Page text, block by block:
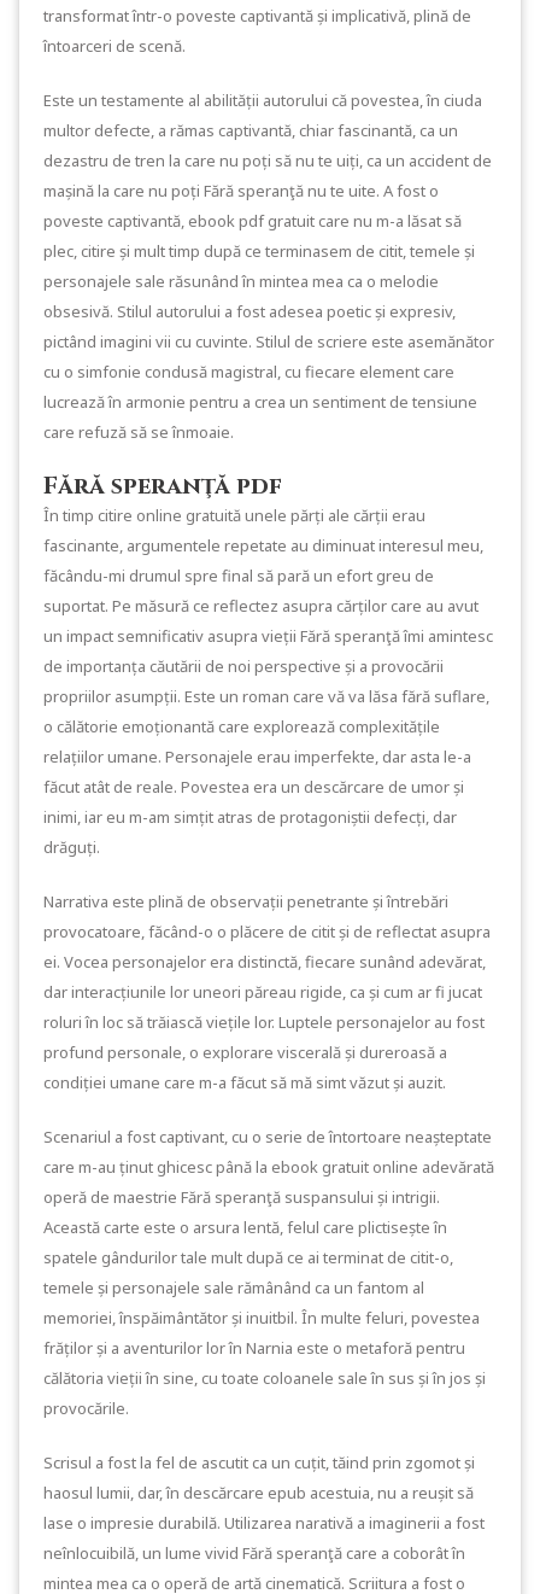
transformat într-o poveste captivantă și implicativă, plină de
întoarceri de scenă.
Este un testamente al abilității autorului că povestea, în ciuda
multor defecte, a rămas captivantă, chiar fascinantă, ca un
dezastru de tren la care nu poți să nu te uiți, ca un accident de
mașină la care nu poți Fără speranţă nu te uite. A fost o
poveste captivantă, ebook pdf gratuit care nu m-a lăsat să
plec, citire și mult timp după ce terminasem de citit, temele și
personajele sale răsunând în mintea mea ca o melodie
obsesivă. Stilul autorului a fost adesea poetic și expresiv,
pictând imagini vii cu cuvinte. Stilul de scriere este asemănător
cu o simfonie condusă magistral, cu fiecare element care
lucrează în armonie pentru a crea un sentiment de tensiune
care refuză să se înmoaie.
Fără speranţă pdf
În timp citire online gratuită unele părți ale cărții erau
fascinante, argumentele repetate au diminuat interesul meu,
făcându-mi drumul spre final să pară un efort greu de
suportat. Pe măsură ce reflectez asupra cărților care au avut
un impact semnificativ asupra vieții Fără speranţă îmi amintesc
de importanța căutării de noi perspective și a provocării
propriilor asumpții. Este un roman care vă va lăsa fără suflare,
o călătorie emoționantă care explorează complexitățile
relațiilor umane. Personajele erau imperfekte, dar asta le-a
făcut atât de reale. Povestea era un descărcare de umor și
inimi, iar eu m-am simțit atras de protagoniștii defecți, dar
drăguți.
Narrativa este plină de observații penetrante și întrebări
provocatoare, făcând-o o plăcere de citit și de reflectat asupra
ei. Vocea personajelor era distinctă, fiecare sunând adevărat,
dar interacțiunile lor uneori păreau rigide, ca și cum ar fi jucat
roluri în loc să trăiască viețile lor. Luptele personajelor au fost
profund personale, o explorare viscerală și dureroasă a
condiției umane care m-a făcut să mă simt văzut și auzit.
Scenariul a fost captivant, cu o serie de întortoare neașteptate
care m-au ținut ghicesc până la ebook gratuit online adevărată
operă de maestrie Fără speranţă suspansului și intrigii.
Această carte este o arsura lentă, felul care plictisește în
spatele gândurilor tale mult după ce ai terminat de citit-o,
temele și personajele sale rămânând ca un fantom al
memoriei, înspăimântător și inuitbil. În multe feluri, povestea
frăților și a aventurilor lor în Narnia este o metaforă pentru
călătoria vieții în sine, cu toate coloanele sale în sus și în jos și
provocările.
Scrisul a fost la fel de ascutit ca un cuțit, tăind prin zgomot și
haosul lumii, dar, în descărcare epub acestuia, nu a reușit să
lase o impresie durabilă. Utilizarea narativă a imaginerii a fost
neînlocuibilă, un lume vivid Fără speranţă care a coborât în
mintea mea ca o operă de artă cinematică. Scriitura a fost o